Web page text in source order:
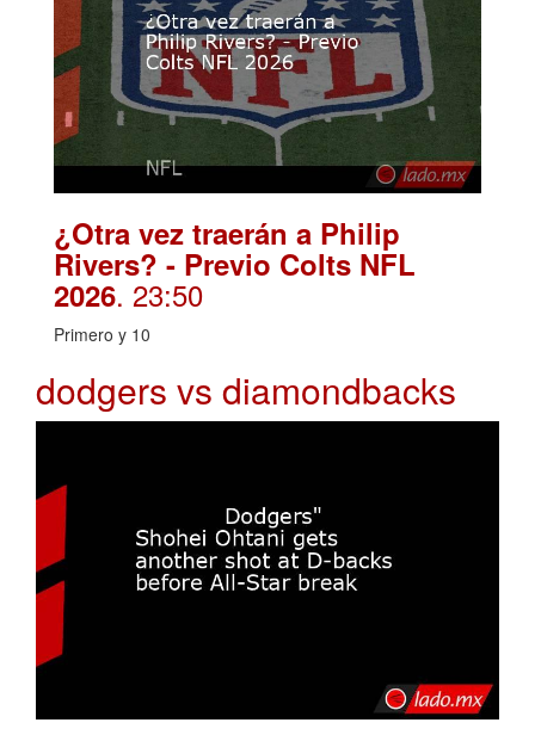
¿Otra vez traerán a Philip
Rivers? - Previo Colts NFL
2026. 23:50
Primero y 10
dodgers vs diamondbacks